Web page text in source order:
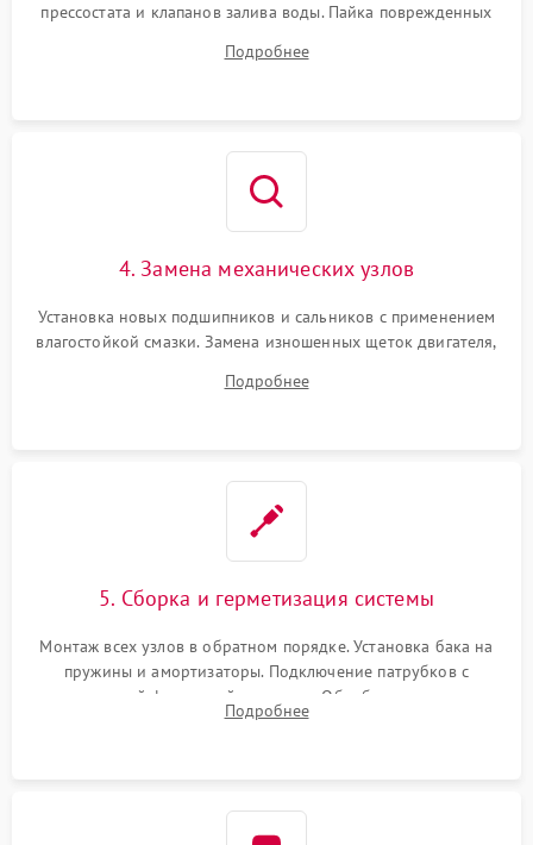
прессостата и клапанов залива воды. Пайка поврежденных
Восстановление целостности проводки и контактов.
Подробнее
4. Замена механических узлов
Установка новых подшипников и сальников с применением
влагостойкой смазки. Замена изношенных щеток двигателя,
или поврежденной резиновой манжеты.
Подробнее
5. Сборка и герметизация системы
Монтаж всех узлов в обратном порядке. Установка бака на
пружины и амортизаторы. Подключение патрубков с
надежной фиксацией хомутами. Обработка стыков
герметиком для предотвращения возможных протечек воды.
Подробнее